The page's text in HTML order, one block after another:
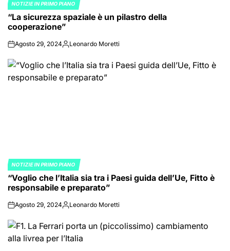
POSTED
IN
NOTIZIE IN PRIMO PIANO
“La sicurezza spaziale è un pilastro della
cooperazione”
onAgosto 29, 2024Posted
Leonardo Moretti
POSTED
IN
NOTIZIE IN PRIMO PIANO
“Voglio che l’Italia sia tra i Paesi guida dell’Ue, Fitto è
responsabile e preparato”
onAgosto 29, 2024Posted
Leonardo Moretti